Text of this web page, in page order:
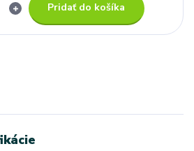
Pridať do košíka